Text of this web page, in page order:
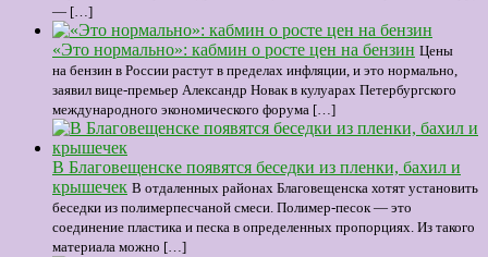
— […]
«Это нормально»: кабмин о росте цен на бензин Цены
на бензин в России растут в пределах инфляции, и это нормально,
заявил вице-премьер Александр Новак в кулуарах Петербургского
международного экономического форума […]
В Благовещенске появятся беседки из пленки, бахил и
крышечек В отдаленных районах Благовещенска хотят установить
беседки из полимерпесчаной смеси. Полимер-песок — это
соединение пластика и песка в определенных пропорциях. Из такого
материала можно […]